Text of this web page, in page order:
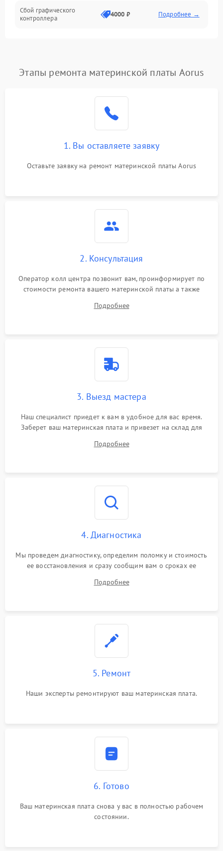
Сбой графического
контроллера
4000 ₽ Подробнее →
Этапы ремонта материнской платы Aorus
1. Вы оставляете заявку
Оставьте заявку на ремонт материнской платы Aorus
2. Консультация
Оператор колл центра позвонит вам, проинформирует по
стоимости ремонта вашего материнской платы а также
Подробнее
3. Выезд мастера
Наш специалист приедет к вам в удобное для вас время.
Заберет ваш материнская плата и привезет на склад для
Подробнее
4. Диагностика
Мы проведем диагностику, определим поломку и стоимость
ее восстановления и сразу сообщим вам о сроках ее
Подробнее
5. Ремонт
Наши эксперты ремонтируют ваш материнская плата.
6. Готово
Ваш материнская плата снова у вас в полностью рабочем
состоянии.